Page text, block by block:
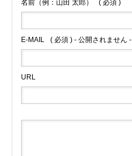
名前（例：山田 太郎） ( 必須 )
E-MAIL ( 必須 ) - 公開されません -
URL